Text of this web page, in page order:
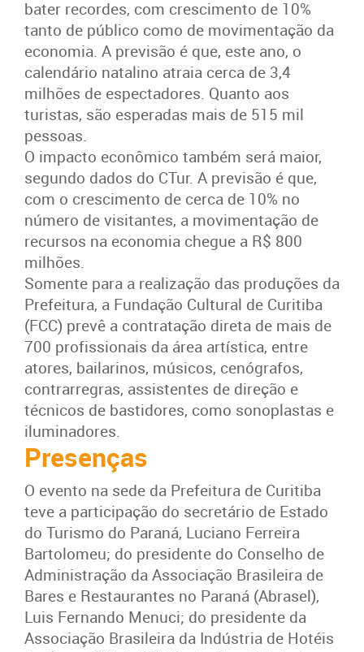
bater recordes, com crescimento de 10%
tanto de público como de movimentação da
economia. A previsão é que, este ano, o
calendário natalino atraia cerca de 3,4
milhões de espectadores. Quanto aos
turistas, são esperadas mais de 515 mil
pessoas.
O impacto econômico também será maior,
segundo dados do CTur. A previsão é que,
com o crescimento de cerca de 10% no
número de visitantes, a movimentação de
recursos na economia chegue a R$ 800
milhões.
Somente para a realização das produções da
Prefeitura, a Fundação Cultural de Curitiba
(FCC) prevê a contratação direta de mais de
700 profissionais da área artística, entre
atores, bailarinos, músicos, cenógrafos,
contrarregras, assistentes de direção e
técnicos de bastidores, como sonoplastas e
iluminadores.
Presenças
O evento na sede da Prefeitura de Curitiba
teve a participação do secretário de Estado
do Turismo do Paraná, Luciano Ferreira
Bartolomeu; do presidente do Conselho de
Administração daAssociação Brasileira de
Bares e Restaurantes no Paraná (Abrasel),
Luis Fernando Menuci; do presidente da
Associação Brasileira da Indústria de Hotéis